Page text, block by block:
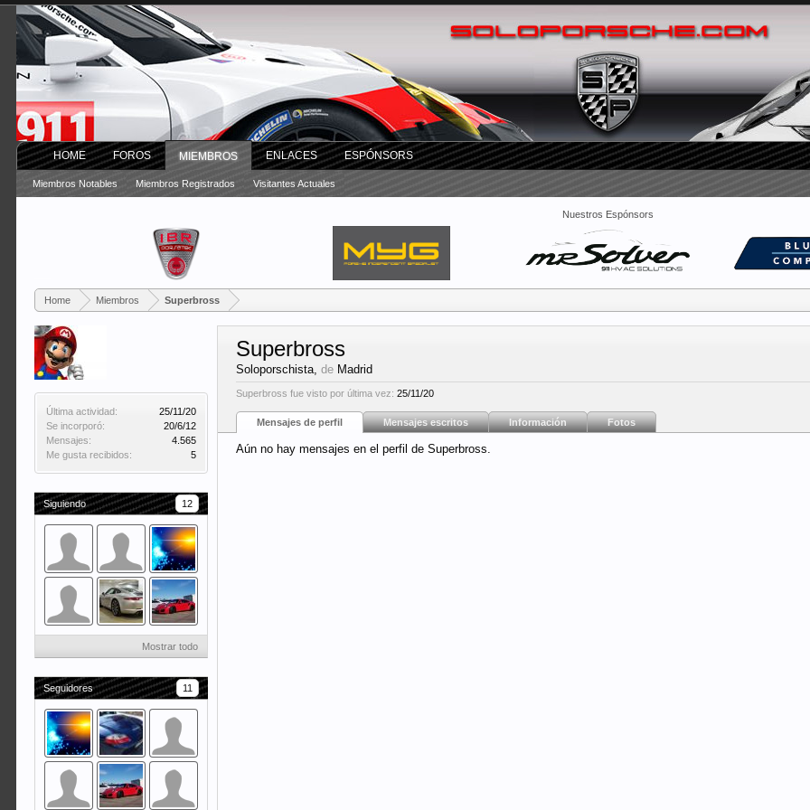
Nuestros Espónsors
Home Miembros Superbross
Última actividad:
25/11/20
Se incorporó:
20/6/12
Mensajes:
4.565
Me gusta recibidos:
5
Siguiendo 12
Mostrar todo
Seguidores 11
Superbross
Soloporschista,de Madrid
Superbross fue visto por última vez: 25/11/20
Mensajes de perfil Mensajes escritos Información Fotos
Aún no hay mensajes en el perfil de Superbross.
HOME FOROS MIEMBROS
Miembros Notables Miembros Registrados Visitantes Actuales
ENLACES ESPÓNSORS